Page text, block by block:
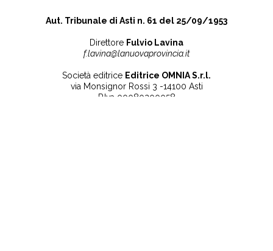
Aut. Tribunale di Asti n. 61 del 25/09/1953
Direttore Fulvio Lavina
f.lavina@lanuovaprovincia.it
Società editrice Editrice OMNIA S.r.l.
via Monsignor Rossi 3 -14100 Asti
P.Iva 00080200058